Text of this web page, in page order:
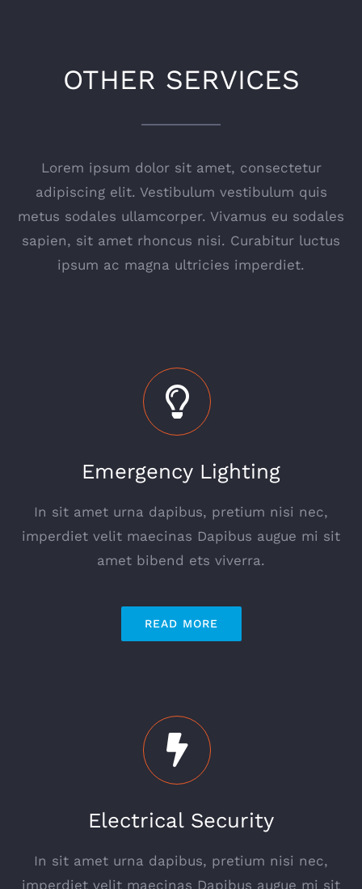
OTHER SERVICES
Lorem ipsum dolor sit amet, consectetur
adipiscing elit. Vestibulum vestibulum quis
metus sodales ullamcorper. Vivamus eu sodales
sapien, sit amet rhoncus nisi. Curabitur luctus
ipsum ac magna ultricies imperdiet.
Emergency Lighting
In sit amet urna dapibus, pretium nisi nec,
imperdiet velit maecinas Dapibus augue mi sit
amet bibend ets viverra.
READ MORE
Electrical Security
In sit amet urna dapibus, pretium nisi nec,
imperdiet velit maecinas Dapibus augue mi sit